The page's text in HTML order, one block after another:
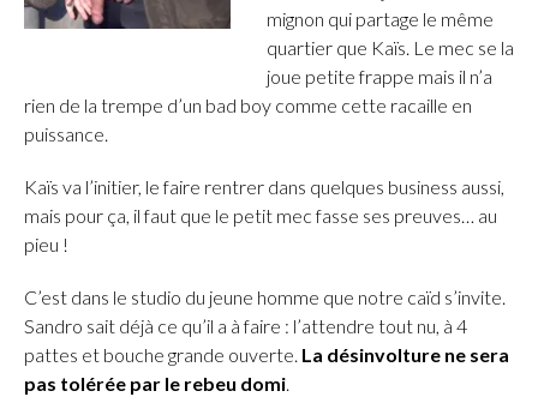
mignon qui partage le même
quartier que Kaïs. Le mec se la
joue petite frappe mais il n’a
rien de la trempe d’un bad boy comme cette racaille en
puissance.
Kaïs va l’initier, le faire rentrer dans quelques business aussi,
mais pour ça, il faut que le petit mec fasse ses preuves… au
pieu !
C’est dans le studio du jeune homme que notre caïd s’invite.
Sandro sait déjà ce qu’il a à faire : l’attendre tout nu, à 4
pattes et bouche grande ouverte. La désinvolture ne sera
pas tolérée par le rebeu domi.